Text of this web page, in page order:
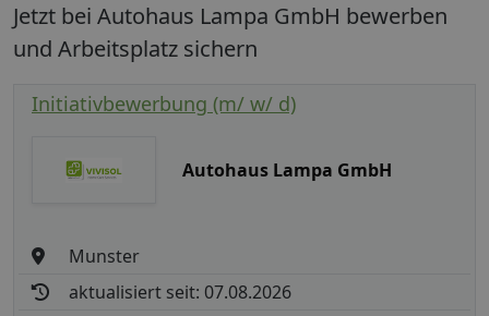
Jetzt bei Autohaus Lampa GmbH bewerben
und Arbeitsplatz sichern
Initiativbewerbung (m/ w/ d)
Autohaus Lampa GmbH
Munster
aktualisiert seit: 07.08.2026